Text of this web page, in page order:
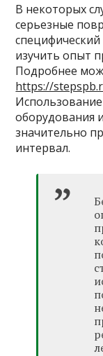
В некоторых
серьезные
изучить опыт
Подробнее
https://
оборудования
значительно
интервал.